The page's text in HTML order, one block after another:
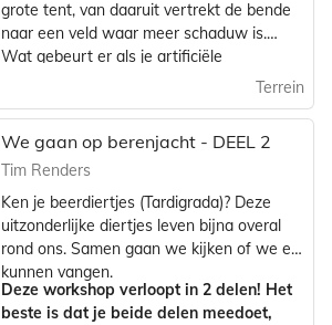
grote tent, van daaruit vertrekt de bende
naar een veld waar meer schaduw is.
Wat gebeurt er als je artificiële
Een sportief spel voor groot en kleiner,
geschikt voor iedereen zonder hoge
hakken en teenslippers.
Terrein
We gaan op berenjacht - DEEL 2
Tim Renders
Ken je beerdiertjes (Tardigrada)? Deze
uitzonderlijke diertjes leven bijna overal
rond ons. Samen gaan we kijken of we er
kunnen vangen.
Deze workshop verloopt in 2 delen! Het
beste is dat je beide delen meedoet,